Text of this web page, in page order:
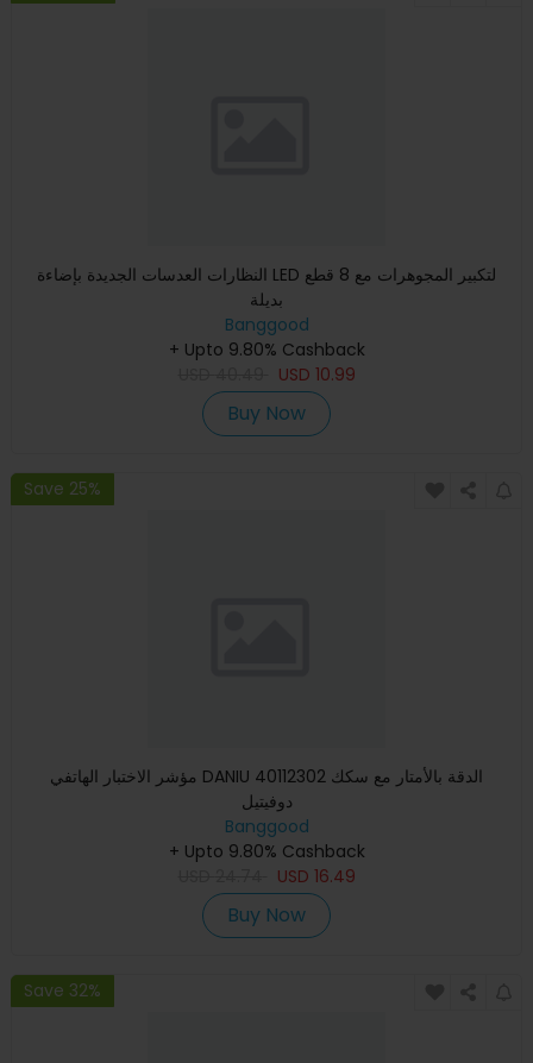
النظارات العدسات الجديدة بإضاءة LED لتكبير المجوهرات مع 8 قطع
بديلة
Banggood
+ Upto 9.80% Cashback
USD 10.99
Buy Now
Save 25%
مؤشر الاختبار الهاتفي DANIU 40112302 الدقة بالأمتار مع سكك
دوفيتيل
Banggood
+ Upto 9.80% Cashback
USD 16.49
Buy Now
Save 32%